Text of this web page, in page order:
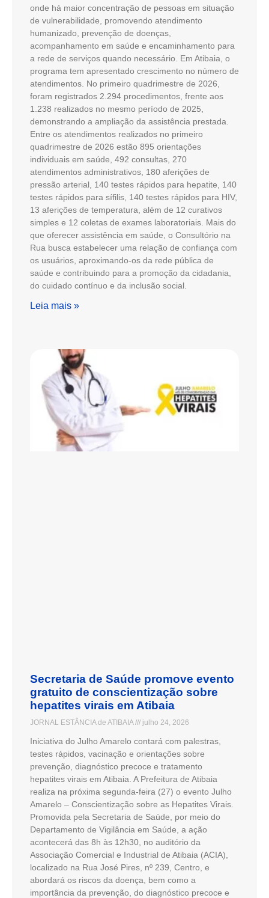
onde há maior concentração de pessoas em situação
de vulnerabilidade, promovendo atendimento
humanizado, prevenção de doenças,
acompanhamento em saúde e encaminhamento para
a rede de serviços quando necessário. Em Atibaia, o
programa tem apresentado crescimento no número de
atendimentos. No primeiro quadrimestre de 2026,
foram registrados 2.294 procedimentos, frente aos
1.238 realizados no mesmo período de 2025,
demonstrando a ampliação da assistência prestada.
Entre os atendimentos realizados no primeiro
quadrimestre de 2026 estão 895 orientações
individuais em saúde, 492 consultas, 270
atendimentos administrativos, 180 aferições de
pressão arterial, 140 testes rápidos para hepatite, 140
testes rápidos para sífilis, 140 testes rápidos para HIV,
13 aferições de temperatura, além de 12 curativos
simples e 12 coletas de exames laboratoriais. Mais do
que oferecer assistência em saúde, o Consultório na
Rua busca estabelecer uma relação de confiança com
os usuários, aproximando-os da rede pública de
saúde e contribuindo para a promoção da cidadania,
do cuidado contínuo e da inclusão social.
Leia mais »
Secretaria de Saúde promove evento
gratuito de conscientização sobre
hepatites virais em Atibaia
JORNAL ESTÂNCIA de ATIBAIA julho 24, 2026
Iniciativa do Julho Amarelo contará com palestras,
testes rápidos, vacinação e orientações sobre
prevenção, diagnóstico precoce e tratamento
hepatites virais em Atibaia. A Prefeitura de Atibaia
realiza na próxima segunda-feira (27) o evento Julho
Amarelo – Conscientização sobre as Hepatites Virais.
Promovida pela Secretaria de Saúde, por meio do
Departamento de Vigilância em Saúde, a ação
acontecerá das 8h às 12h30, no auditório da
Associação Comercial e Industrial de Atibaia (ACIA),
localizado na Rua José Pires, nº 239, Centro, e
abordará os riscos da doença, bem como a
importância da prevenção, do diagnóstico precoce e